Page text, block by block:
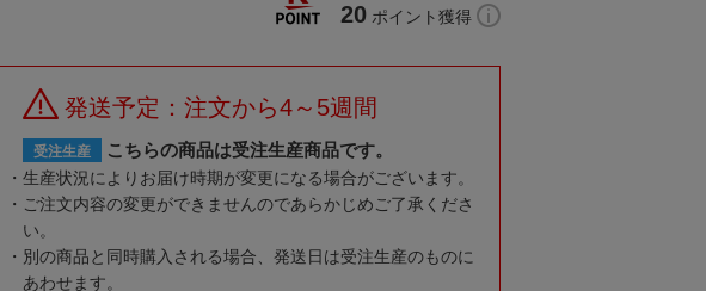
20 ポイント獲得
発送予定：注文から4～5週間
受注生産 こちらの商品は受注生産商品です。
生産状況によりお届け時期が変更になる場合がございます。
ご注文内容の変更ができませんのであらかじめご了承くださ
い。
別の商品と同時購入される場合、発送日は受注生産のものに
あわせます。